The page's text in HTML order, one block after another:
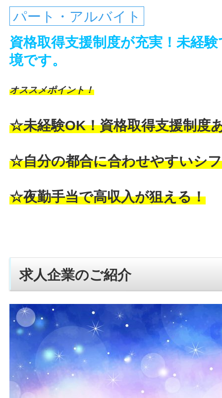
パート・アルバイト
資格取得支援制度が充実！未経
境です。
オススメポイント！
☆未経験OK！資格取得支援制度
☆自分の都合に合わせやすいシ
☆夜勤手当で高収入が狙える！
求人企業のご紹介